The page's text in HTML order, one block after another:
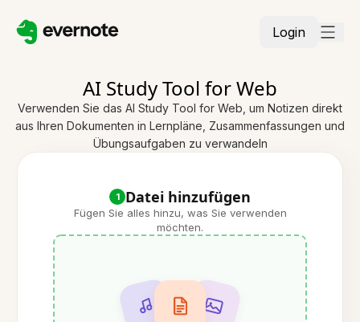
Login
AI Study Tool for Web
Verwenden Sie das AI Study Tool for Web, um Notizen direkt
aus Ihren Dokumenten in Lernpläne, Zusammenfassungen und
Übungsaufgaben zu verwandeln
1 Datei hinzufügen
Fügen Sie alles hinzu, was Sie verwenden
möchten.